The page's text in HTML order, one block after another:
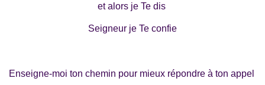
et alors je Te dis
Seigneur je Te confie
Enseigne-moi ton chemin pour mieux répondre à ton appel